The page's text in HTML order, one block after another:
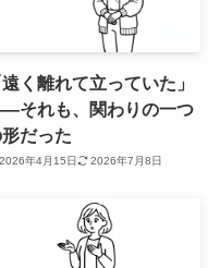
遠く離れて立っていた」
それも、関わりの一つ
だった
2026年4月15日 2026年7月8日